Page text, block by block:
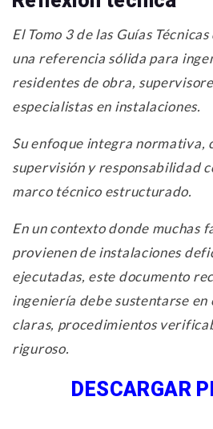
El Tomo 3 de las Guías
una referencia sólida para
residentes de obra,
especialistas en instalaciones.
Su enfoque integra normativa,
supervisión y responsabilidad
marco técnico estructurado.
En un contexto donde muchas
provienen de instalaciones
ejecutadas, este documento
ingeniería debe sustentarse en
claras, procedimientos
riguroso.
DESCARGAR